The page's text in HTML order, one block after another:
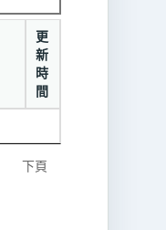
更
新
時
間
下頁